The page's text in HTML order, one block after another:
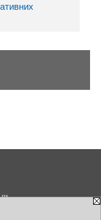
us